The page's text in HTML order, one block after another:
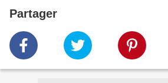
Partager